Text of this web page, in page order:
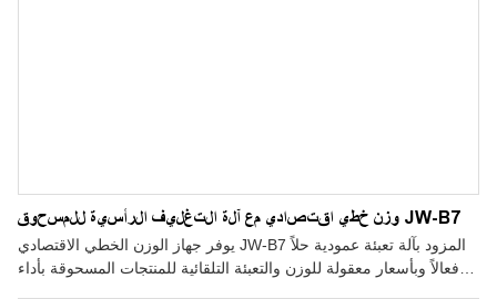
وزن خطي اقتصادي مع آلة التغليف الرأسية للمسحوق JW-B7
يوفر جهاز الوزن الخطي الاقتصادي JW-B7 المزود بآلة تعبئة عمودية حلاً
فعالاً وبأسعار معقولة للوزن والتعبئة التلقائية للمنتجات المسحوقة بأداء